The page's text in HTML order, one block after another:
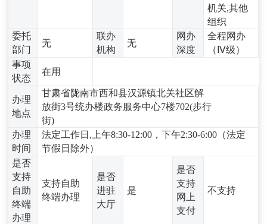
机关,其他
组织
委托
部门
无
联办
机构
无
网办
深度
全程网办
（Ⅳ级）
事项
状态
在用
办理
地点
甘肃省陇南市西和县汉源镇北关社区解
放街3号统办楼政务服务中心7楼702(步行
街)
办理
时间
法定工作日,上午8:30-12:00，下午2:30-6:00（法定
节假日除外）
是否
支持
自助
终端
办理
支持自助
终端办理
是否
进驻
大厅
是
是否
支持
网上
支付
不支持